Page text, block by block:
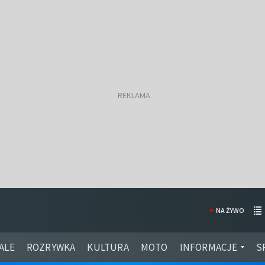
ROZRYWKA KULTURA MOTO INFORMACJE
NA ŻYWO